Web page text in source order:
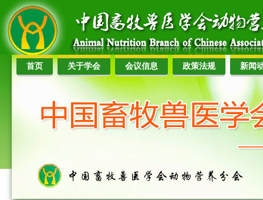
首页 关于学会 会议信息 政策法规 新闻